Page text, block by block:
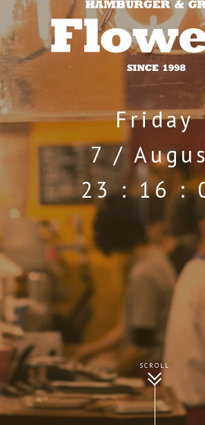
Friday
7 /
23 : 16 :
SCROLL